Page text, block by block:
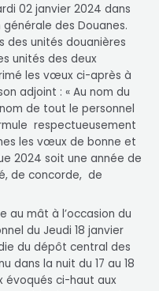
02 janvier 2024 dans
des Douanes.
des unités douanières
unités des deux
les vœux ci-après à
adjoint : « Au nom du
de tout le personnel
respectueusement
les vœux de bonne et
2024 soit une année de
de concorde, de
au mât à l’occasion du
du Jeudi 18 janvier
du dépôt central des
dans la nuit du 17 au 18
ci-haut aux